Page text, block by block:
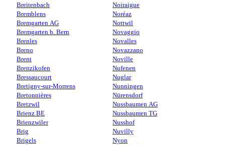
Breitenbach
Bremblens
Bremgarten AG
Bremgarten b. Bern
Brenles
Breno
Brent
Brenzikofen
Bressaucourt
Bretigny-sur-Morrens
Bretonnières
Bretzwil
Brienz BE
Brienzwiler
Brig
Brigels
Noiraigue
Noréaz
Nottwil
Novaggio
Novalles
Novazzano
Noville
Nufenen
Nuglar
Nunningen
Nürensdorf
Nussbaumen AG
Nussbaumen TG
Nusshof
Nuvilly
Nyon